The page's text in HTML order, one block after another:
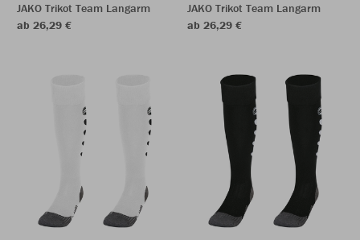
JAKO Trikot Team Langarm
ab 26,29 €
JAKO Trikot Team Langarm
ab 26,29 €